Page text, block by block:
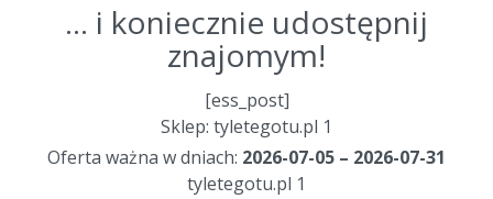
... i koniecznie udostępnij
znajomym!
[ess_post]
Sklep: tyletegotu.pl 1
Oferta ważna w dniach: 2026-07-05 – 2026-07-31
tyletegotu.pl 1